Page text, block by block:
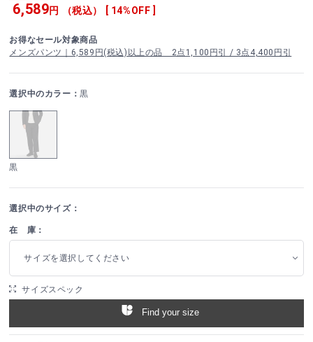
6,589円 （税込） [ 14%OFF ]
お得なセール対象商品
メンズパンツ｜6,589円(税込)以上の品 2点1,100円引 / 3点4,400円引
選択中のカラー：黒
黒
選択中のサイズ：
在 庫：
サイズを選択してください
サイズスペック
Find your size